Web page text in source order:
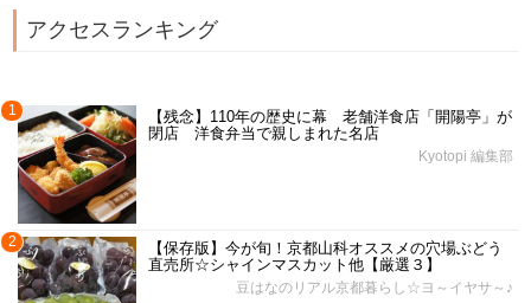
アクセスランキング
1
【残念】110年の歴史に幕 老舗洋食店「開陽亭」が
閉店 洋食弁当で親しまれた名店
Kyotopi 編集部
2
【保存版】今が旬！京都山科オススメの穴場ぶどう
直売所☆シャインマスカット他【厳選３】
豆はなのリアル京都暮らし☆ヨ～イヤサ～♪